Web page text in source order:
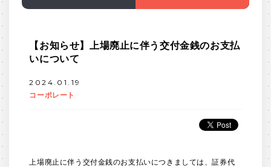
【お知らせ】上場廃止に伴う交付金銭のお支払
いについて
2024.01.19
コーポレート
上場廃止に伴う交付金銭のお支払いにつきましては、証券代